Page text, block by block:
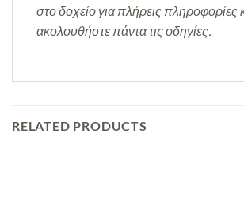
στο δοχείο για πλήρεις πληροφορίες
ακολουθήστε πάντα τις οδηγίες.
RELATED PRODUCTS